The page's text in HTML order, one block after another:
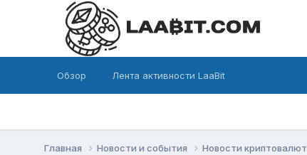
Обзор Лента активности LaaBit
Главная Новости и события Новости криптовалют